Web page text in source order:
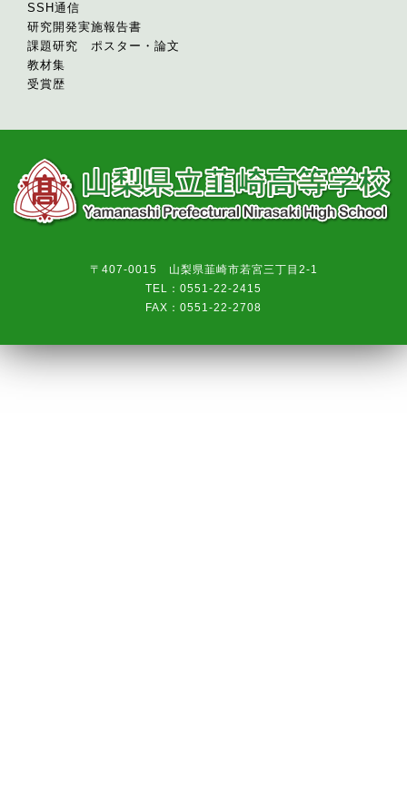
SSH通信
研究開発実施報告書
課題研究 ポスター・論文
教材集
受賞歴
〒407-0015 山梨県韮崎市若宮三丁目2-1
TEL：0551-22-2415
FAX：0551-22-2708